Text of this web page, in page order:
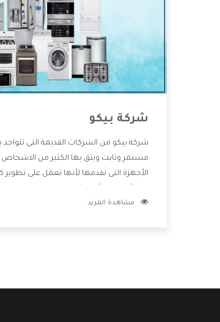
شركة بيكو
شركة بيكو من الشركات القديمة التى
مستمر وثابت ويثق بها الكثير من
الأجهزة التى تقدمها لأنها تعمل على تطوير
خدمات ما بعد البيع مع المنتجات وتقدم
مشاهدة المزيد